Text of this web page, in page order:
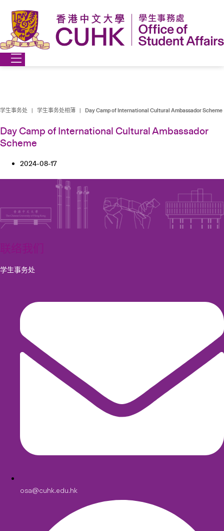
容
学生事务处 | 学生事务处相薄 | Day Camp of International Cultural Ambassador Scheme
Day Camp of International Cultural Ambassador
Scheme
2024-08-17
学生事务处
osa@cuhk.edu.hk